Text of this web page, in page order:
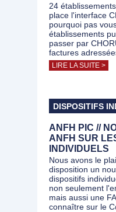
24
place l'interface
pourquoi pas
établissements
passer par
factures
LIRE LA SUITE >
DISPOSITIFS
ANFH PIC //
ANFH SUR
INDIVIDUELS
Nous avons le
disposition un
dispositifs
non seulement
mais aussi une
connaître sur le